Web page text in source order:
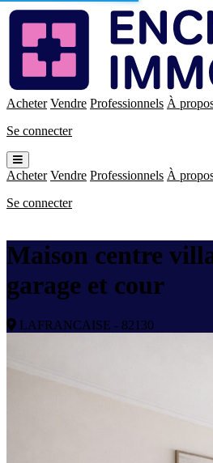
Enchères
Immo
Acheter Vendre Professionnels À
Se connecter
Ouvrir
le
menu
Acheter Vendre Professionnels À
Se connecter
Maison centre
garage et cour
LAFRANCAISE - 82130